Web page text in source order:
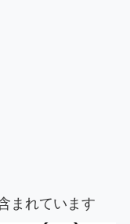
まれています